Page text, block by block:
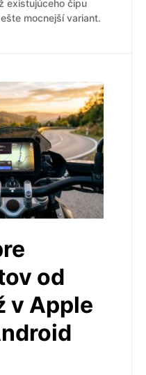
existujúceho čipu
mocnejší variant.
od
v Apple